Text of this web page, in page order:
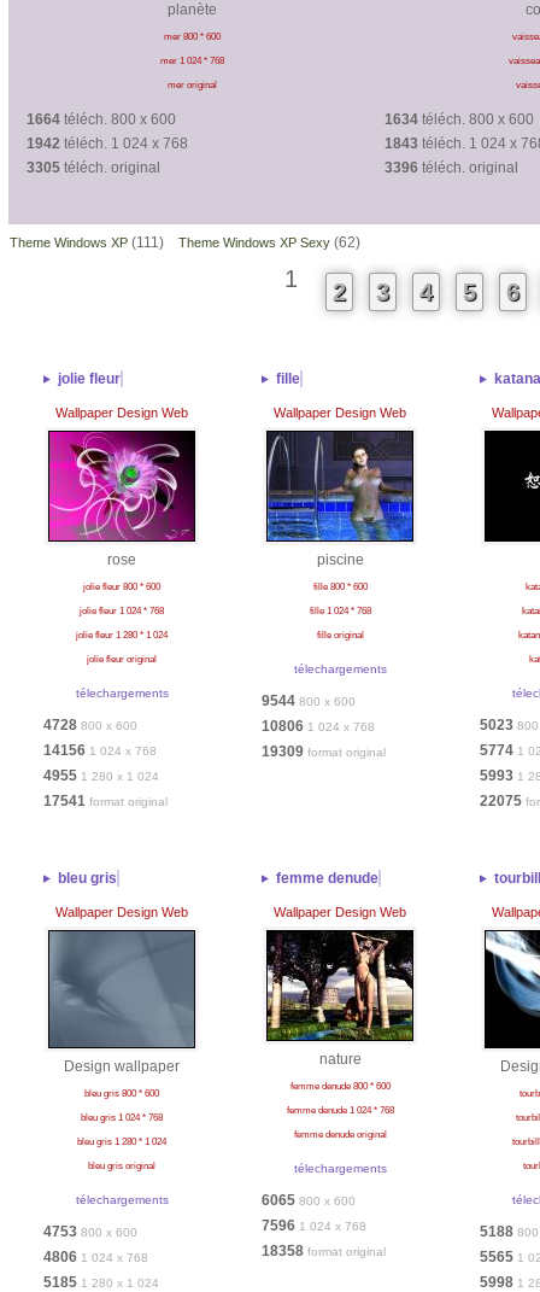
planète
mer 800 * 600
mer 1 024 * 768
mer original
1664 téléch. 800 x 600
1942 téléch. 1 024 x 768
3305 téléch. original
1634 téléch. 800 x 600
1843 téléch. 1 024 x
3396 téléch. original
Theme Windows XP (111) Theme Windows XP Sexy (62)
1 2 3 4 5 6
jolie fleur
Wallpaper Design Web
rose
jolie fleur 800 * 600
jolie fleur 1 024 * 768
jolie fleur 1 280 * 1 024
jolie fleur original
télechargements
4728 800 x 600
14156 1 024 x 768
4955 1 280 x 1 024
17541 format original
fille
Wallpaper Design Web
piscine
fille 800 * 600
fille 1 024 * 768
fille original
télechargements
9544 800 x 600
10806 1 024 x 768
19309 format original
katana
5023
5774 1
5993 1
22075
bleu gris
Wallpaper Design Web
Design wallpaper
bleu gris 800 * 600
bleu gris 1 024 * 768
bleu gris 1 280 * 1 024
bleu gris original
télechargements
4753 800 x 600
4806 1 024 x 768
5185 1 280 x 1 024
femme denude
Wallpaper Design Web
nature
femme denude 800 * 600
femme denude 1 024 * 768
femme denude original
télechargements
6065 800 x 600
7596 1 024 x 768
18358 format original
5188
5565 1
5998 1